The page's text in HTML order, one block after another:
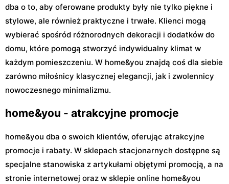
dba o to, aby oferowane produkty były nie tylko piękne i
stylowe, ale również praktyczne i trwałe. Klienci mogą
wybierać spośród różnorodnych dekoracji i dodatków do
domu, które pomogą stworzyć indywidualny klimat w
każdym pomieszczeniu. W home&you znajdą coś dla siebie
zarówno miłośnicy klasycznej elegancji, jak i zwolennicy
nowoczesnego minimalizmu.
home&you - atrakcyjne promocje
home&you dba o swoich klientów, oferując atrakcyjne
promocje i rabaty. W sklepach stacjonarnych dostępne są
specjalne stanowiska z artykułami objętymi promocją, a na
stronie internetowej oraz w sklepie online home&you